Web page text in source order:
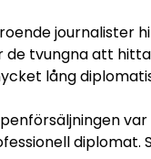
journalister
tvungna att
lång
diplomat.